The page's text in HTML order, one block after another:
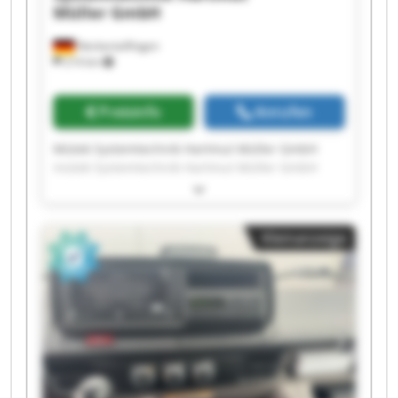
Neckartailfingen
214 km
Müller GmbH
Preisinfo Anrufen
Mütek Systemtechnik Hartmut Müller GmbH
mütek Systemtechnik Hartmut Müller GmbH
mütek Systemtechnik Hartmut Müller GmbH
mütek Systemtechnik Hartmut Müller GmbH
mütek Systemtechnik Hartmut Müller GmbH
mütek Systemtechnik Hartmut Müller GmbH
mütek Systemtechnik Hartmut Müller GmbH
mütek Systemtechnik Hartmut Müller GmbH
mütek Systemtechnik Hartmut Müller GmbH
mütek Systemtechnik Hartmut Müller GmbH
mütek Systemtechnik Hartmut Müller GmbH
mütek Systemtechnik Hartmut Müller GmbH
Kleinanzeige